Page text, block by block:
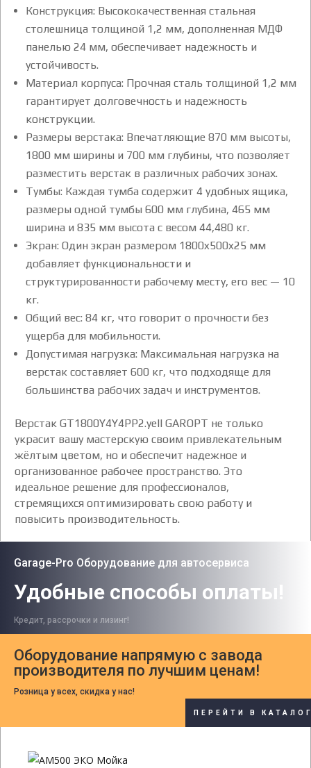
Конструкция: Высококачественная стальная
столешница толщиной 1,2 мм, дополненная МДФ
панелью 24 мм, обеспечивает надежность и
устойчивость.
Материал корпуса: Прочная сталь толщиной 1,2 мм
гарантирует долговечность и надежность
конструкции.
Размеры верстака: Впечатляющие 870 мм высоты,
1800 мм ширины и 700 мм глубины, что позволяет
разместить верстак в различных рабочих зонах.
Тумбы: Каждая тумба содержит 4 удобных ящика,
размеры одной тумбы 600 мм глубина, 465 мм
ширина и 835 мм высота с весом 44,480 кг.
Экран: Один экран размером 1800x500x25 мм
добавляет функциональности и
структурированности рабочему месту, его вес — 10
кг.
Общий вес: 84 кг, что говорит о прочности без
ущерба для мобильности.
Допустимая нагрузка: Максимальная нагрузка на
верстак составляет 600 кг, что подходяще для
большинства рабочих задач и инструментов.
Верстак GT1800Y4Y4PP2.yell GAROPT не только
украсит вашу мастерскую своим привлекательным
жёлтым цветом, но и обеспечит надежное и
организованное рабочее пространство. Это
идеальное решение для профессионалов,
стремящихся оптимизировать свою работу и
повысить производительность.
Garage-Pro Оборудование для автосервиса
Удобные способы оплаты!
Кредит, рассрочки и лизинг!
Оборудование напрямую с завода
производителя по лучшим ценам!
Розница у всех, скидка у нас!
ПЕРЕЙТИ В